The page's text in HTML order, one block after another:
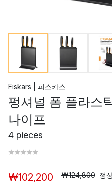
Fiskars | 피스카스
펑셔널 폼 플라스
나이프
4 pieces
₩102,200 ₩124,800 정